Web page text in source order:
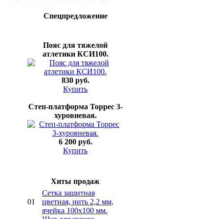
Спецпредложение
Пояс для тяжелой
атлетики КСИ100.
830 руб.
Купить
Степ-платформа Торрес 3-
хуровневая.
6 200 руб.
Купить
Хиты продаж
01
Сетка защитная
цветная, нить 2,2 мм,
ячейка 100х100 мм.